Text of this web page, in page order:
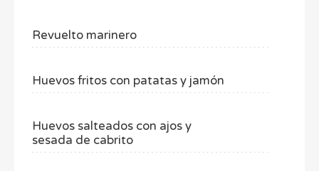
Revuelto marinero
Huevos fritos con patatas y jamón
Huevos salteados con ajos y
sesada de cabrito